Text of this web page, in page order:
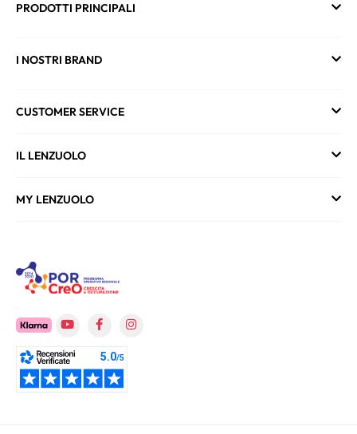
PRODOTTI PRINCIPALI
I NOSTRI BRAND
CUSTOMER SERVICE
IL LENZUOLO
MY LENZUOLO